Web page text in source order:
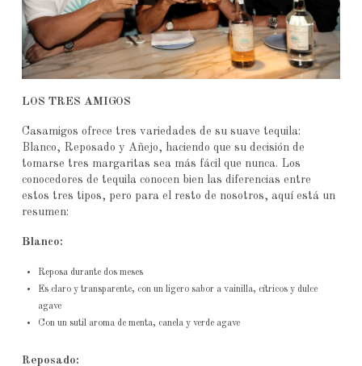
LOS TRES AMIGOS
Casamigos ofrece tres variedades de su suave tequila:
Blanco, Reposado y Añejo, haciendo que su decisión de
tomarse tres margaritas sea más fácil que nunca. Los
conocedores de tequila conocen bien las diferencias entre
estos tres tipos, pero para el resto de nosotros, aquí está un
resumen:
Blanco:
Reposa durante dos meses
Es claro y transparente, con un ligero sabor a vainilla, cítricos y dulce
agave
Con un sutil aroma de menta, canela y verde agave
Reposado: